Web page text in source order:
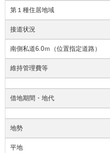
第１種住居地域
接道状況
南側私道6.0ｍ（位置指定道路）
維持管理費等
借地期間・地代
地勢
平地